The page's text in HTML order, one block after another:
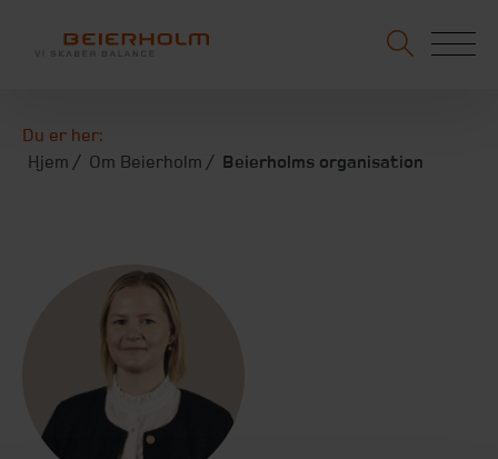
Du er her:
Hjem
Om Beierholm Beierholms organisation